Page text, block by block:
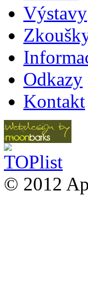
Výstavy
Odkazy
Kontakt
© 2012